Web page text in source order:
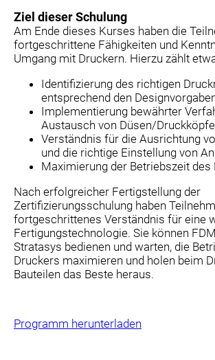
Ziel dieser Schulung
Am Ende dieses Kurses haben die
fortgeschrittene Fähigkeiten und
Umgang mit Druckern. Hierzu zählt
Identifizierung des richtigen
entsprechend den
Implementierung bewährter
Austausch von Düsen/
Verständnis für die Ausrichtung
und die richtige Einstellung von
Maximierung der Betriebszeit des
Nach erfolgreicher Fertigstellung der
Zertifizierungsschulung haben
fortgeschrittenes Verständnis für eine
Fertigungstechnologie. Sie können
Stratasys bedienen und warten, die
Druckers maximieren und holen beim
Bauteilen das Beste heraus.
Programm herunterladen